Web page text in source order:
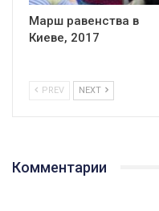
Марш равенства в
Киеве, 2017
PREV NEXT
Комментарии
5/17/2020